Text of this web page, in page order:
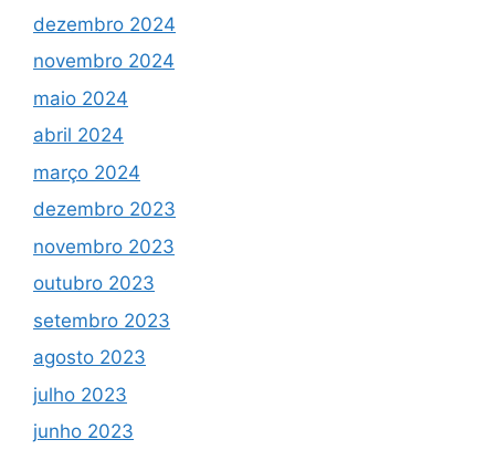
dezembro 2024
novembro 2024
maio 2024
abril 2024
março 2024
dezembro 2023
novembro 2023
outubro 2023
setembro 2023
agosto 2023
julho 2023
junho 2023